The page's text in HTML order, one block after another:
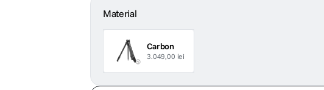
Material
Carbon
3.049,00 lei